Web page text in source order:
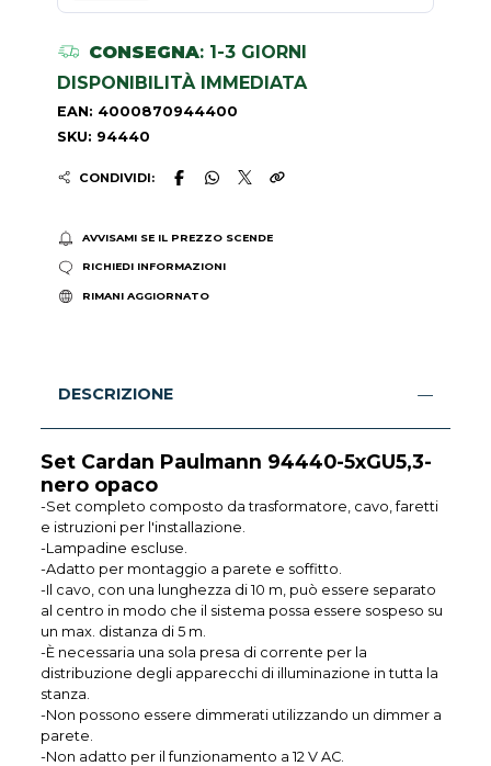
CONSEGNA: 1-3 GIORNI
DISPONIBILITÀ IMMEDIATA
EAN: 4000870944400
SKU: 94440
CONDIVIDI:
AVVISAMI SE IL PREZZO SCENDE
RICHIEDI INFORMAZIONI
RIMANI AGGIORNATO
DESCRIZIONE
Set Cardan Paulmann 94440-5xGU5,3-
nero opaco
-Set completo composto da trasformatore, cavo, faretti
e istruzioni per l'installazione.
-Lampadine escluse.
-Adatto per montaggio a parete e soffitto.
-Il cavo, con una lunghezza di 10 m, può essere separato
al centro in modo che il sistema possa essere sospeso su
un max. distanza di 5 m.
-È necessaria una sola presa di corrente per la
distribuzione degli apparecchi di illuminazione in tutta la
stanza.
-Non possono essere dimmerati utilizzando un dimmer a
parete.
-Non adatto per il funzionamento a 12 V AC.